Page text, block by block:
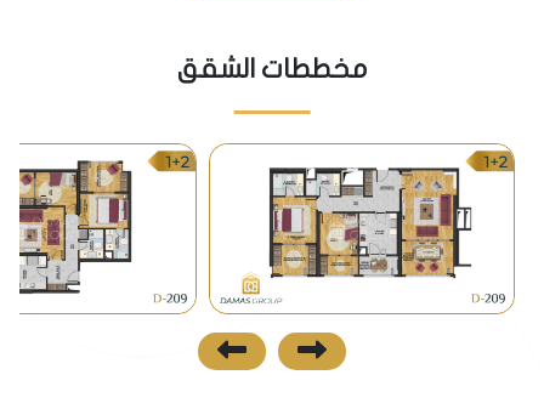
مسافة 4 كم ينتهي إنشاؤه عام 2019، حيث يربط المترو
المنطقة بمركز اسطنبول ومنطقة كاباتاش على مضيق
البوسفور.
• توفر وسائل النقل العامة (الباصات) والمؤدية إلى تقسيم
وبكركوي وغيرها، بالإضافة إلى الميني باص.
نظرة مستقبلية
مخططات الشقق